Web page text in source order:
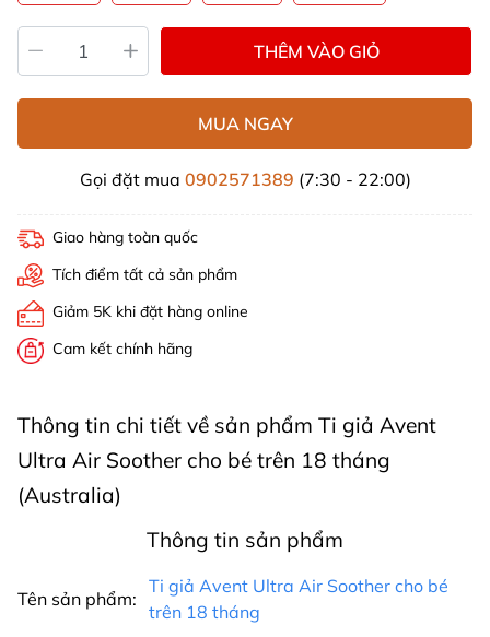
THÊM VÀO GIỎ
MUA NGAY
Gọi đặt mua 0902571389 (7:30 - 22:00)
Giao hàng toàn quốc
Tích điểm tất cả sản phẩm
Giảm 5K khi đặt hàng online
Cam kết chính hãng
Thông tin chi tiết về sản phẩm Ti giả Avent
Ultra Air Soother cho bé trên 18 tháng
(Australia)
Thông tin sản phẩm
Tên sản phẩm:
Ti giả Avent Ultra Air Soother cho bé
trên 18 tháng